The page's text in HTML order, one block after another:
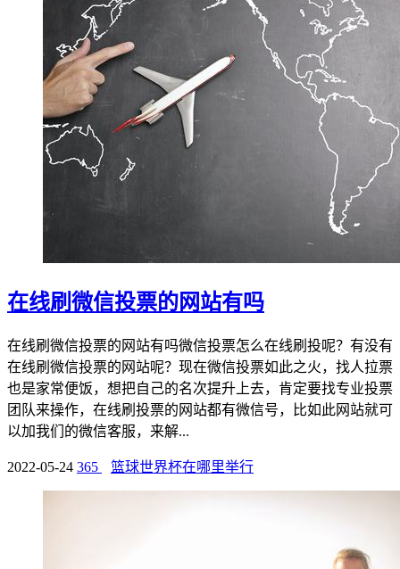
在线刷微信投票的网站有吗
在线刷微信投票的网站有吗微信投票怎么在线刷投呢？有没有
在线刷微信投票的网站呢？现在微信投票如此之火，找人拉票
也是家常便饭，想把自己的名次提升上去，肯定要找专业投票
团队来操作，在线刷投票的网站都有微信号，比如此网站就可
以加我们的微信客服，来解...
2022-05-24 365 篮球世界杯在哪里举行